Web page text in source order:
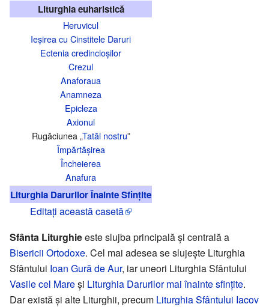
Liturghia euharistică
Heruvicul
Ieșirea cu Cinstitele Daruri
Ectenia credincioșilor
Crezul
Anaforaua
Anamneza
Epicleza
Axionul
Rugăciunea „Tatăl nostru”
Împărtășirea
Încheierea
Anafura
Liturghia Darurilor Înainte Sfințite
Editați această casetă
Sfânta Liturghieeste slujba principală și centrală a
Bisericii Ortodoxe. Cel mai adesea se slujește Liturghia
Sfântului Ioan Gură de Aur, iar uneori Liturghia Sfântului
Vasile cel Mareși Liturghia Darurilor mai înainte sfințite.
Dar există și alte Liturghii, precum Liturghia Sfântului Iacov